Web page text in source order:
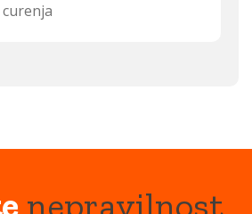
nepravilnost